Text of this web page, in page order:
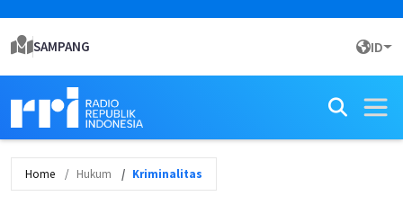
SAMPANG ID
Home Hukum Kriminalitas